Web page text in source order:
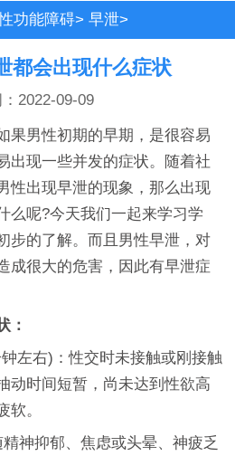
功能障碍>早泄>
都会出现什么症状
2022-09-09
果男性初期的早期，是很容易
出现一些并发的症状。随着社
性出现早泄的现象，那么出现
么呢?今天我们一起来学习学
步的了解。而且男性早泄，对
成很大的危害，因此有早泄症
：
左右)：性交时未接触或刚接触
动时间短暂，尚未达到性欲高
软。
神抑郁、焦虑或头晕、神疲乏